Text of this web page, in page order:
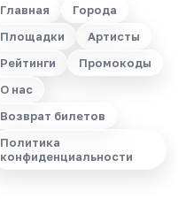
Главная
Города
Площадки
Артисты
Рейтинги
Промокоды
О нас
Возврат билетов
Политика
конфиденциальности